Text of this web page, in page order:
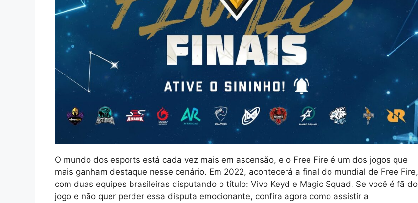
O mundo dos esports está cada vez mais em ascensão, e o Free Fire é um dos jogos que
mais ganham destaque nesse cenário. Em 2022, acontecerá a final do mundial de Free Fire,
com duas equipes brasileiras disputando o título: Vivo Keyd e Magic Squad. Se você é fã do
jogo e não quer perder essa disputa emocionante, confira agora como assistir a